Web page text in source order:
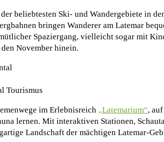
beliebtesten Ski- und Wandergebiete in
bringen Wanderer am Latemar
Spaziergang, vielleicht sogar mit
November hinein.
Tourismus
im Erlebnisreich „Latemarium“,
lernen. Mit interaktiven Stationen,
Landschaft der mächtigen Latemar-